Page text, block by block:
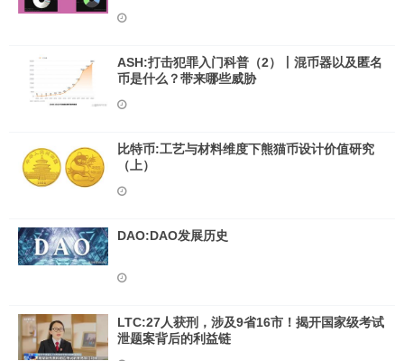
ASH:打击犯罪入门科普（2）丨混币器以及匿名
币是什么？带来哪些威胁
比特币:工艺与材料维度下熊猫币设计价值研究
（上）
DAO:DAO发展历史
LTC:27人获刑，涉及9省16市！揭开国家级考试
泄题案背后的利益链